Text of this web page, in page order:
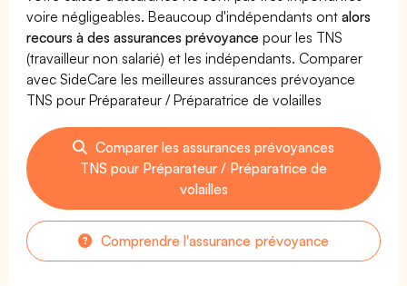
voire négligeables. Beaucoup d'indépendants ontalors
recours à des assurances prévoyance pour les TNS
(travailleur non salarié) et les indépendants. Comparer
avec SideCare les meilleures assurances prévoyance
TNS pour Préparateur / Préparatrice de volailles
Comparer les assurances prévoyances
TNS pour Préparateur / Préparatrice de
volailles
Comprendre l'assurance prévoyance